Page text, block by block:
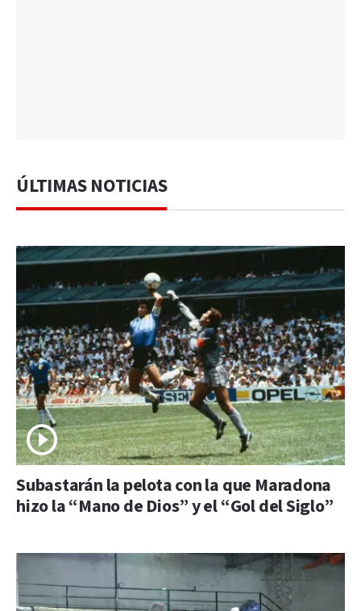
ÚLTIMAS NOTICIAS
Subastarán la pelota con la que Maradona
hizo la “Mano de Dios” y el “Gol del Siglo”